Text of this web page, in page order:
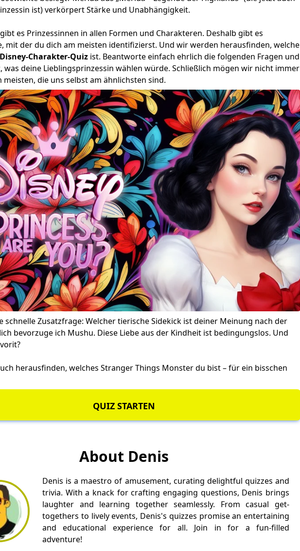
ist) verkörpert Stärke und Unabhängigkeit.
es Prinzessinnen in allen Formen und Charakteren. Deshalb gibt es
mit der du dich am meisten identifizierst. Und wir werden herausfinden, welche
Disney-Charakter-Quiz ist. Beantworte einfach ehrlich die folgenden Fragen und
was deine Lieblingsprinzessin wählen würde. Schließlich mögen wir nicht immer
meisten, die uns selbst am ähnlichsten sind.
schnelle Zusatzfrage: Welcher tierische Sidekick ist deiner Meinung nach der
bevorzuge ich Mushu. Diese Liebe aus der Kindheit ist bedingungslos. Und
herausfinden, welches Stranger Things Monsterdu bist – für ein bisschen
QUIZ STARTEN
About Denis
Denis is a maestro of amusement, curating delightful quizzes and
trivia. With a knack for crafting engaging questions, Denis brings
laughter and learning together seamlessly. From casual get-
togethers to lively events, Denis's quizzes promise an entertaining
and educational experience for all. Join in for a fun-filled
adventure!